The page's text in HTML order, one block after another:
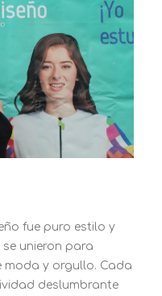
fue puro estilo y
unieron para
moda y orgullo. Cada
deslumbrante